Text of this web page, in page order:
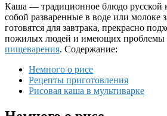
Каша — традиционное блюдо русской
собой разваренные в воде или молоке
готовятся для завтрака, прекрасно
пожилых людей и имеющих проблемы
пищеварения. Содержание:
Немного о рисе
Рецепты приготовления
Рисовая каша в мультиварке